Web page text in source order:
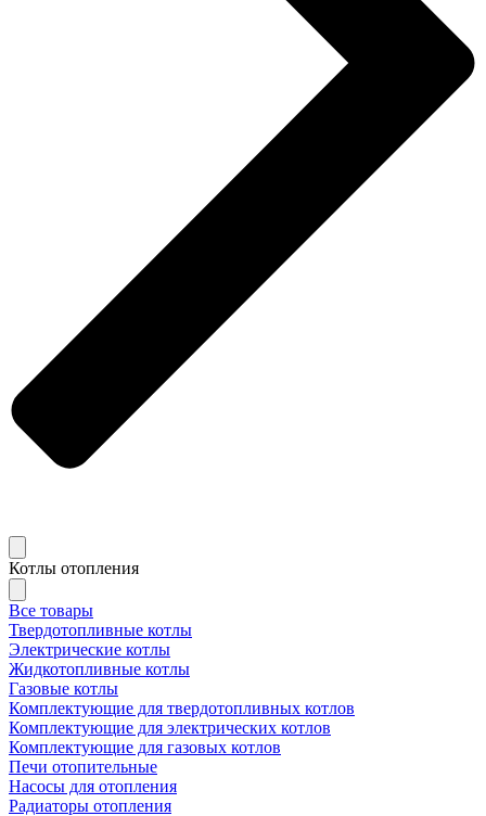
Котлы отопления
Все товары
Твердотопливные котлы
Электрические котлы
Жидкотопливные котлы
Газовые котлы
Комплектующие для твердотопливных котлов
Комплектующие для электрических котлов
Комплектующие для газовых котлов
Печи отопительные
Насосы для отопления
Радиаторы отопления